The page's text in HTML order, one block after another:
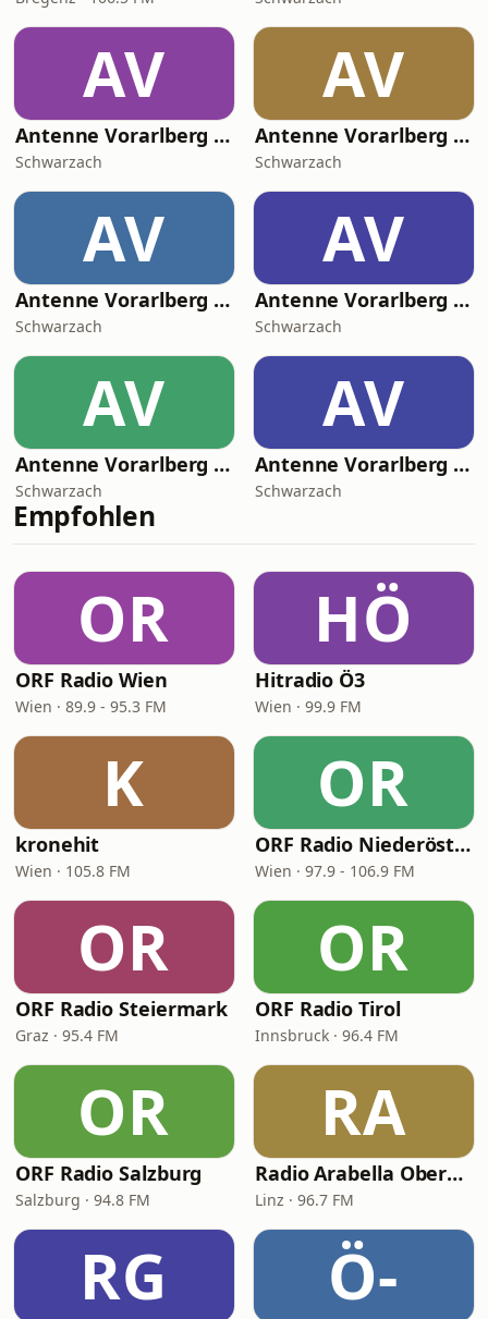
AV
Antenne Vorarlberg Italiana
Schwarzach
AV
Antenne Vorarlberg Die 80er Hits
Schwarzach
AV
Antenne Vorarlberg Top 40 Hits
Schwarzach
AV
Antenne Vorarlberg Rock
Schwarzach
AV
Antenne Vorarlberg Nonstop
Schwarzach
AV
Antenne Vorarlberg Oldies but Goldies
Schwarzach
Empfohlen
OR
ORF Radio Wien
Wien · 89.9 - 95.3 FM
HÖ
Hitradio Ö3
Wien · 99.9 FM
K
kronehit
Wien · 105.8 FM
OR
ORF Radio Niederösterreich
Wien · 97.9 - 106.9 FM
OR
ORF Radio Steiermark
Graz · 95.4 FM
OR
ORF Radio Tirol
Innsbruck · 96.4 FM
OR
ORF Radio Salzburg
Salzburg · 94.8 FM
RA
Radio Arabella Oberösterreich
Linz · 96.7 FM
RG Ö-